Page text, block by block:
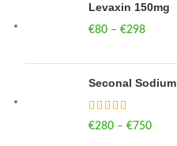
Levaxin 150mg
€80 – €298
Seconal Sodium
€280 – €750